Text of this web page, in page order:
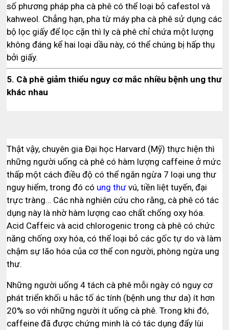
số phương pháp pha cà phê có thể loại bỏ cafestol và
kahweol. Chẳng hạn, pha từ máy pha cà phê sử dụng các
bộ lọc giấy để lọc cặn thì ly cà phê chỉ chứa một lượng
không đáng kể hai loại dầu này, có thể chúng bị hấp thụ
bởi giấy.
5. Cà phê giảm thiểu nguy cơ mắc nhiều bệnh ung thư
khác nhau
Thật vậy, chuyên gia Đại học Harvard (Mỹ) thực hiện thì
những người uống cà phê có hàm lượng caffeine ở mức
thấp một cách điều độ có thể ngăn ngừa 7 loại ung thư
nguy hiểm, trong đó có ung thư vú, tiền liệt tuyến, đại
trực tràng… Các nhà nghiên cứu cho rằng, cà phê có tác
dụng này là nhờ hàm lượng cao chất chống oxy hóa.
Acid Caffeic và acid chlorogenic trong cà phê có chức
năng chống oxy hóa, có thể loại bỏ các gốc tự do và làm
chậm sự lão hóa của cơ thể con người, phòng ngừa ung
thư.
Những người uống 4 tách cà phê mỗi ngày có nguy cơ
phát triển khối u hắc tố ác tính (bệnh ung thư da) ít hơn
20% so với những người ít uống cà phê. Trong khi đó,
caffeine đã được chứng minh là có tác dụng đẩy lùi